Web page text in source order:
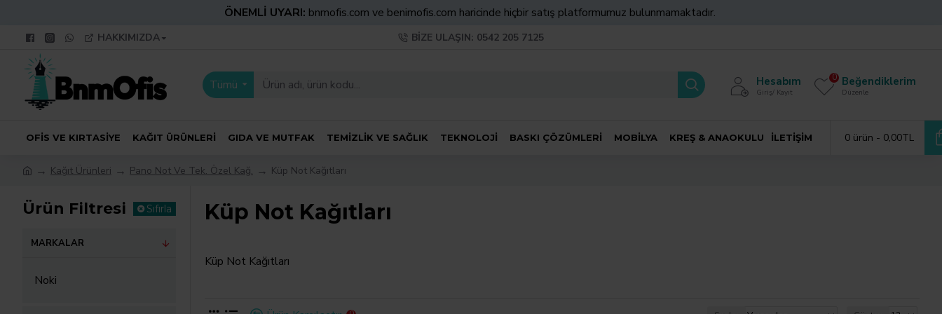
ÖNEMLİ UYARI: bnmofis.com ve benimofis.com haricinde hiçbir satış platformumuz bulunmamaktadır.
HAKKIMIZDA BIZE ULAŞIN: 0542 205 7125
Tümü Hesabım
Giriş/ Kayıt
Beğendiklerim
Düzenle
0
OFIS VE KIRTASIYE KAĞIT ÜRÜNLERI GIDA VE MUTFAK TEMIZLIK VE SAĞLIK TEKNOLOJI BASKI ÇÖZÜMLERI MOBILYA KREŞ & ANAOKULU İLETIŞIM 0 ürün - 0,00TL
Kağıt Ürünleri Pano Not Ve Tek. Özel Kağ. Küp Not Kağıtları
Ürün Filtresi Sıfırla
MARKALAR
Noki
Küp Not Kağıtları
Küp Not Kağıtları